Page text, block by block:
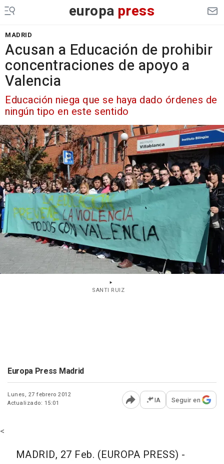
europa press
MADRID
Acusan a Educación de prohibir
concentraciones de apoyo a
Valencia
Educación niega que se haya dado órdenes de
ningún tipo en este sentido
SANTI RUIZ
Europa Press Madrid
Lunes, 27 febrero 2012
Actualizado: 15:01
Abrir opciones para
IA Seguir en
<
MADRID, 27 Feb. (EUROPA PRESS) -